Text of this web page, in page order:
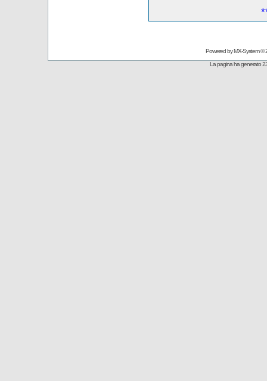
Powered byMX-System©
La pagina ha generato